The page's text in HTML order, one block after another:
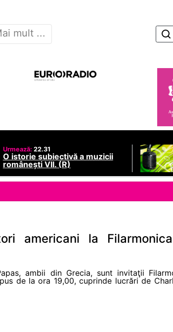
mult ...
Urmează: 22.31
O istorie subiectivă a muzicii
românești VII. (R)
americani la
ambii din Grecia, sunt invitaţii
de la ora 19,00, cuprinde lucrări de